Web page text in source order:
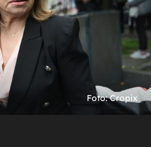
Foto: Cropix